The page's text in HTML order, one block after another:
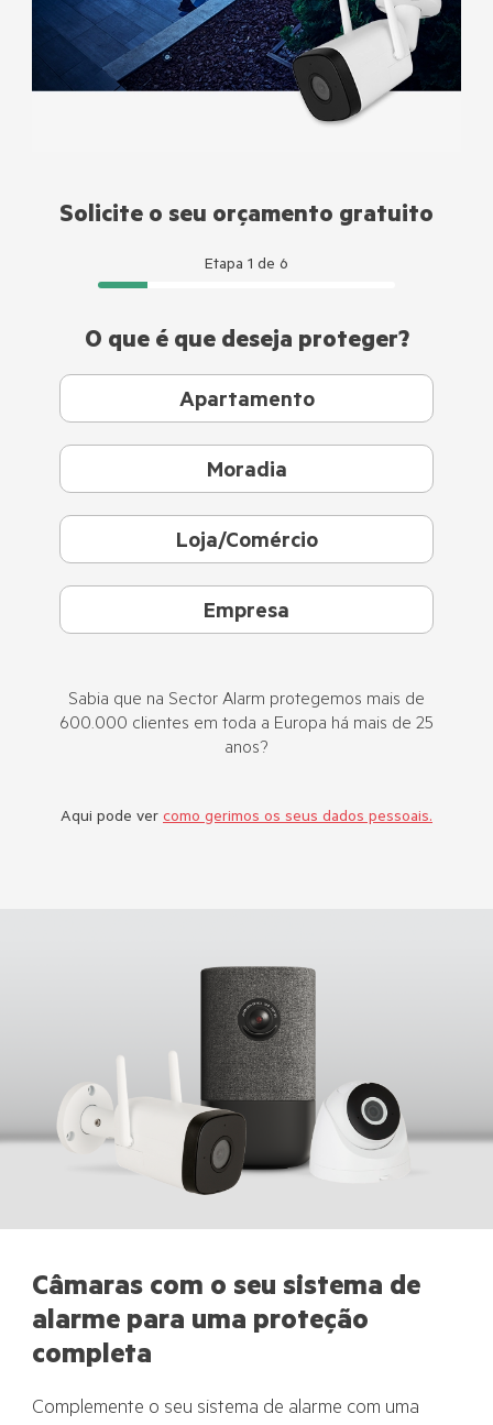
Solicite o seu orçamento gratuito
Etapa 1 de 6
O que é que deseja proteger?
Apartamento
Moradia
Loja/Comércio
Empresa
Sabia que na Sector Alarm protegemos mais de
600.000 clientes em toda a Europa há mais de 25
anos?
Aqui pode ver como gerimos os seus dados pessoais.
Câmaras com o seu sistema de
alarme para uma proteção
completa
Complemente o seu sistema de alarme com uma